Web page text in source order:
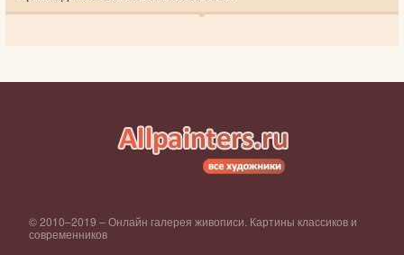
© 2010–2019 – Онлайн галерея живописи. Картины классиков и
современников